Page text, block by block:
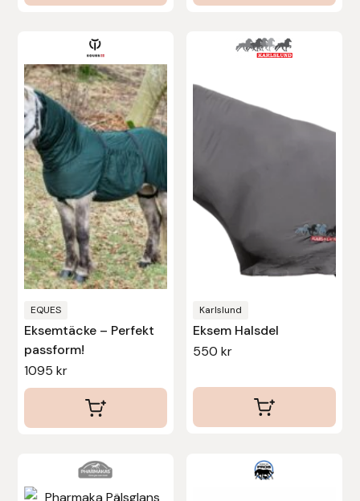
459 kr.
395 kr.
EQUES
Eksemtäcke – Perfekt
passform!
1095kr
Karlslund
Eksem Halsdel
550 kr
här